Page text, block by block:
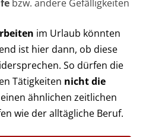
bzw. andere Gefälligkeiten
im Urlaub könnten
ist hier dann, ob diese
So dürfen die
Tätigkeiten nicht die
ähnlichen zeitlichen
wie der alltägliche Beruf.